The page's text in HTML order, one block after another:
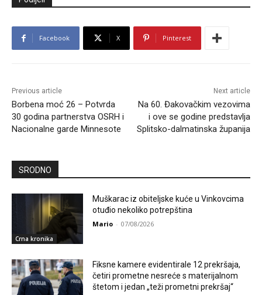
Facebook X Pinterest
Previous article
Borbena moć 26 – Potvrda
30 godina partnerstva OSRH i
Nacionalne garde Minnesote
Next article
Na 60. Đakovačkim vezovima
i ove se godine predstavlja
Splitsko-dalmatinska županija
SRODNO
Crna kronika
Muškarac iz obiteljske kuće u Vinkovcima
otuđio nekoliko potrepština
Mario - 07/08/2026
Fiksne kamere evidentirale 12 prekršaja,
četiri prometne nesreće s materijalnom
štetom i jedan „teži prometni prekršaj“